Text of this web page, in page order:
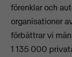
förenklar och
organisationer
förbättrar vi
1 135 000